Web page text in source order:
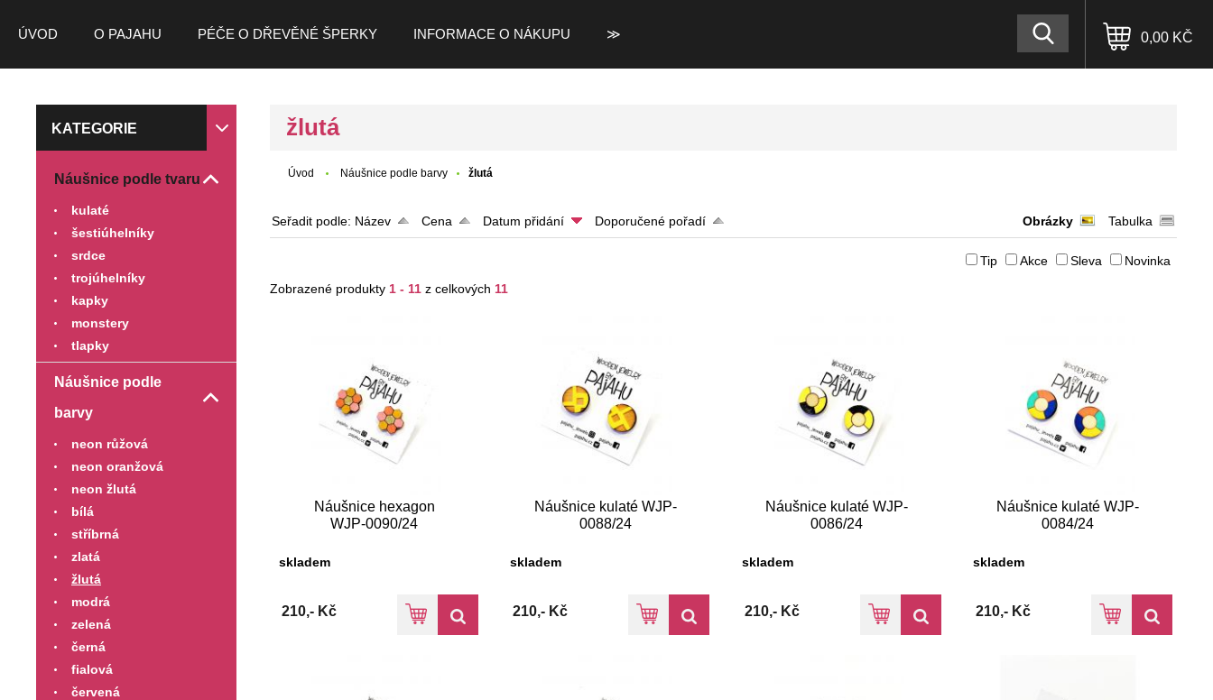
ÚVOD O PAJAHU PÉČE O DŘEVĚNÉ ŠPERKY INFORMACE O NÁKUPU ≫ 0,00 KČ
KATEGORIE
Náušnice podle tvaru
kulaté
šestiúhelníky
srdce
trojúhelníky
kapky
monstery
tlapky
Náušnice podle
barvy
neon růžová
neon oranžová
neon žlutá
bílá
stříbrná
zlatá
žlutá
modrá
zelená
černá
fialová
červená
žlutá
Úvod Náušnice podle barvy žlutá
Seřadit podle: Název Cena Datum přidání Doporučené pořadí Obrázky Tabulka
Tip Akce Sleva
Novinka
Zobrazené produkty 1 - 11 z celkových 11
Náušnice hexagon
WJP-0090/24
skladem
210,- Kč
Náušnice kulaté WJP-
0088/24
skladem
210,- Kč
Náušnice kulaté WJP-
0086/24
skladem
210,- Kč
Náušnice kulaté WJP-
0084/24
skladem
210,- Kč